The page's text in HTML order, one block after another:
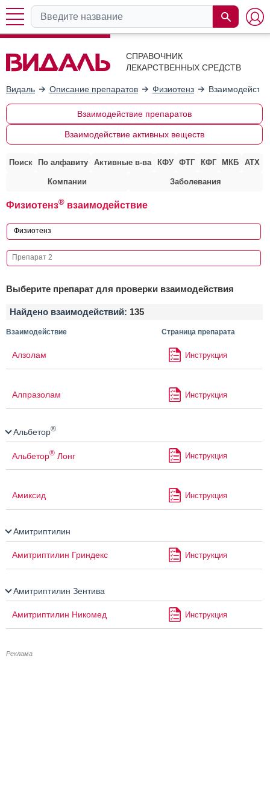
СПРАВОЧНИК
ЛЕКАРСТВЕННЫХ СРЕДСТВ
Видаль Описание препаратов Физиотенз
Взаимодействие препаратов
Взаимодействие активных веществ
Поиск По алфавиту Активные в-ва КФУ ФТГ КФГ МКБ АТХ
Компании Заболевания
Физиотенз® взаимодействие
Выберите препарат для проверки взаимодействия
Найдено взаимодействий: 135
Взаимодействие Страница препарата
Алзолам Инструкция
Алпразолам Инструкция
Альбетор®
Альбетор® Лонг Инструкция
Амиксид Инструкция
Амитриптилин
Амитриптилин Гриндекс Инструкция
Амитриптилин Зентива
Амитриптилин Никомед Инструкция
Реклама